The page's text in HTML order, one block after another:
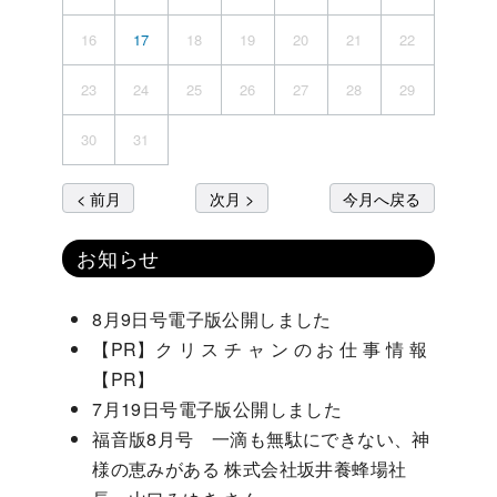
16 17 18 19 20 21 22
23 24 25 26 27 28 29
30 31
< 前月 次月 > 今月へ戻る
お知らせ
8月9日号電子版公開しました
【PR】ク リ ス チ ャ ン の お 仕 事 情 報
【PR】
7月19日号電子版公開しました
福音版8月号 一滴も無駄にできない、神
様の恵みがある 株式会社坂井養蜂場社